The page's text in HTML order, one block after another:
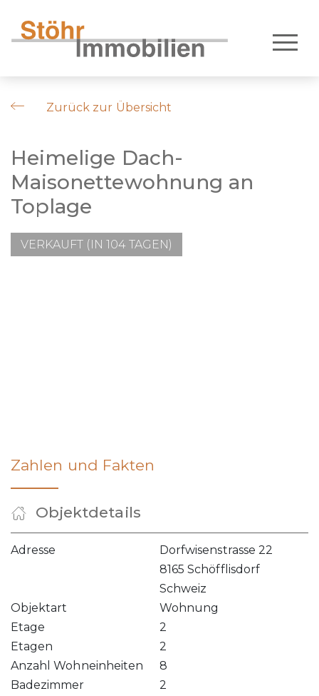
Zurück zur Übersicht
Heimelige Dach-
Maisonettewohnung an
Toplage
VERKAUFT (IN 104 TAGEN)
Zahlen und Fakten
Objektdetails
Adresse
Dorfwisenstrasse 22
8165 Schöfflisdorf
Schweiz
Objektart
Wohnung
Etage
2
Etagen
2
Anzahl Wohneinheiten
8
Badezimmer
2